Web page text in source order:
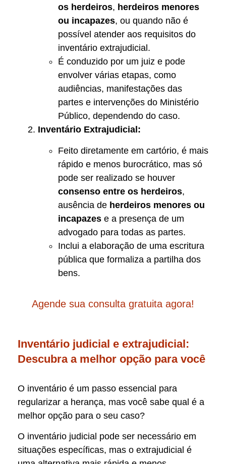
os herdeiros, herdeiros menores
ou incapazes, ou quando não é
possível atender aos requisitos do
inventário extrajudicial.
É conduzido por um juiz e pode
envolver várias etapas, como
audiências, manifestações das
partes e intervenções do Ministério
Público, dependendo do caso.
Inventário Extrajudicial:
Feito diretamente em cartório, é mais
rápido e menos burocrático, mas só
pode ser realizado se houver
consenso entre os herdeiros,
ausência de herdeiros menores ou
incapazes e a presença de um
advogado para todas as partes.
Inclui a elaboração de uma escritura
pública que formaliza a partilha dos
bens.
Agende sua consulta gratuita agora!
Inventário judicial e extrajudicial:
Descubra a melhor opção para você
O inventário é um passo essencial para
regularizar a herança, mas você sabe qual é a
melhor opção para o seu caso?
O inventário judicial pode ser necessário em
situações específicas, mas o extrajudicial é